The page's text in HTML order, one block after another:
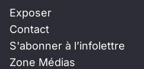
Exposer
Contact
S'abonner à l’infolettre
Zone Médias